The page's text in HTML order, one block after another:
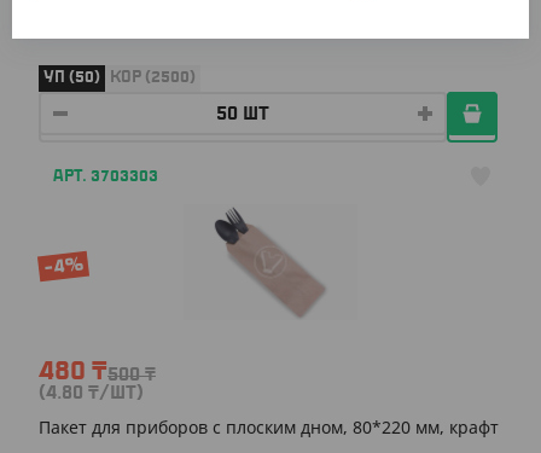
УП (50) КОР (2500)
АРТ. 3703303
-4%
480 ₸500₸
(4.80 ₸/ШТ)
Пакет для приборов с плоским дном, 80*220 мм, крафт